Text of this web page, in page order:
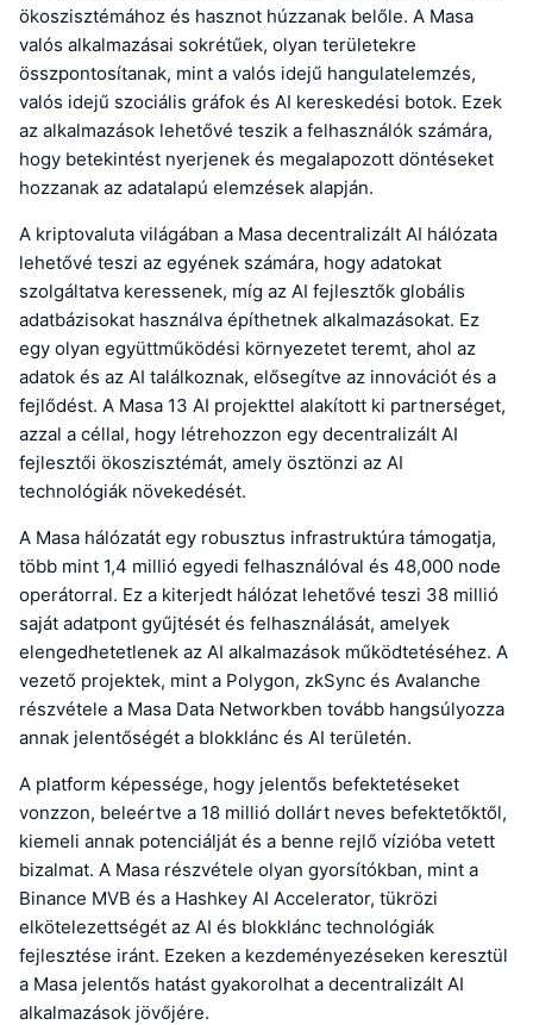
ökoszisztémához és hasznot húzzanak belőle. A Masa
valós alkalmazásai sokrétűek, olyan területekre
összpontosítanak, mint a valós idejű hangulatelemzés,
valós idejű szociális gráfok és AI kereskedési botok. Ezek
az alkalmazások lehetővé teszik a felhasználók számára,
hogy betekintést nyerjenek és megalapozott döntéseket
hozzanak az adatalapú elemzések alapján.
A kriptovaluta világában a Masa decentralizált AI hálózata
lehetővé teszi az egyének számára, hogy adatokat
szolgáltatva keressenek, míg az AI fejlesztők globális
adatbázisokat használva építhetnek alkalmazásokat. Ez
egy olyan együttműködési környezetet teremt, ahol az
adatok és az AI találkoznak, elősegítve az innovációt és a
fejlődést. A Masa 13 AI projekttel alakított ki partnerséget,
azzal a céllal, hogy létrehozzon egy decentralizált AI
fejlesztői ökoszisztémát, amely ösztönzi az AI
technológiák növekedését.
A Masa hálózatát egy robusztus infrastruktúra támogatja,
több mint 1,4 millió egyedi felhasználóval és 48,000 node
operátorral. Ez a kiterjedt hálózat lehetővé teszi 38 millió
saját adatpont gyűjtését és felhasználását, amelyek
elengedhetetlenek az AI alkalmazások működtetéséhez. A
vezető projektek, mint a Polygon, zkSync és Avalanche
részvétele a Masa Data Networkben tovább hangsúlyozza
annak jelentőségét a blokklánc és AI területén.
A platform képessége, hogy jelentős befektetéseket
vonzzon, beleértve a 18 millió dollárt neves befektetőktől,
kiemeli annak potenciálját és a benne rejlő vízióba vetett
bizalmat. A Masa részvétele olyan gyorsítókban, mint a
Binance MVB és a Hashkey AI Accelerator, tükrözi
elkötelezettségét az AI és blokklánc technológiák
fejlesztése iránt. Ezeken a kezdeményezéseken keresztül
a Masa jelentős hatást gyakorolhat a decentralizált AI
alkalmazások jövőjére.